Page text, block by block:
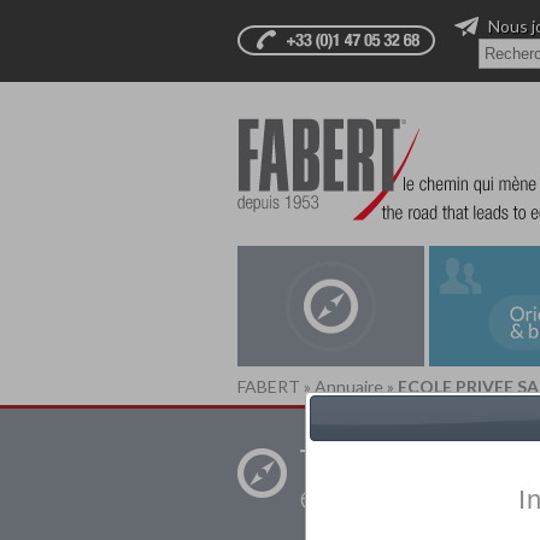
Nous
FABERT » Annuaire » ECOLE PRIVEE
Trouver un
établissement